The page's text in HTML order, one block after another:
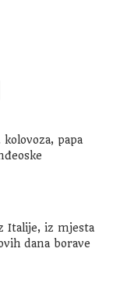
papa
Italije, iz mjesta
dana borave